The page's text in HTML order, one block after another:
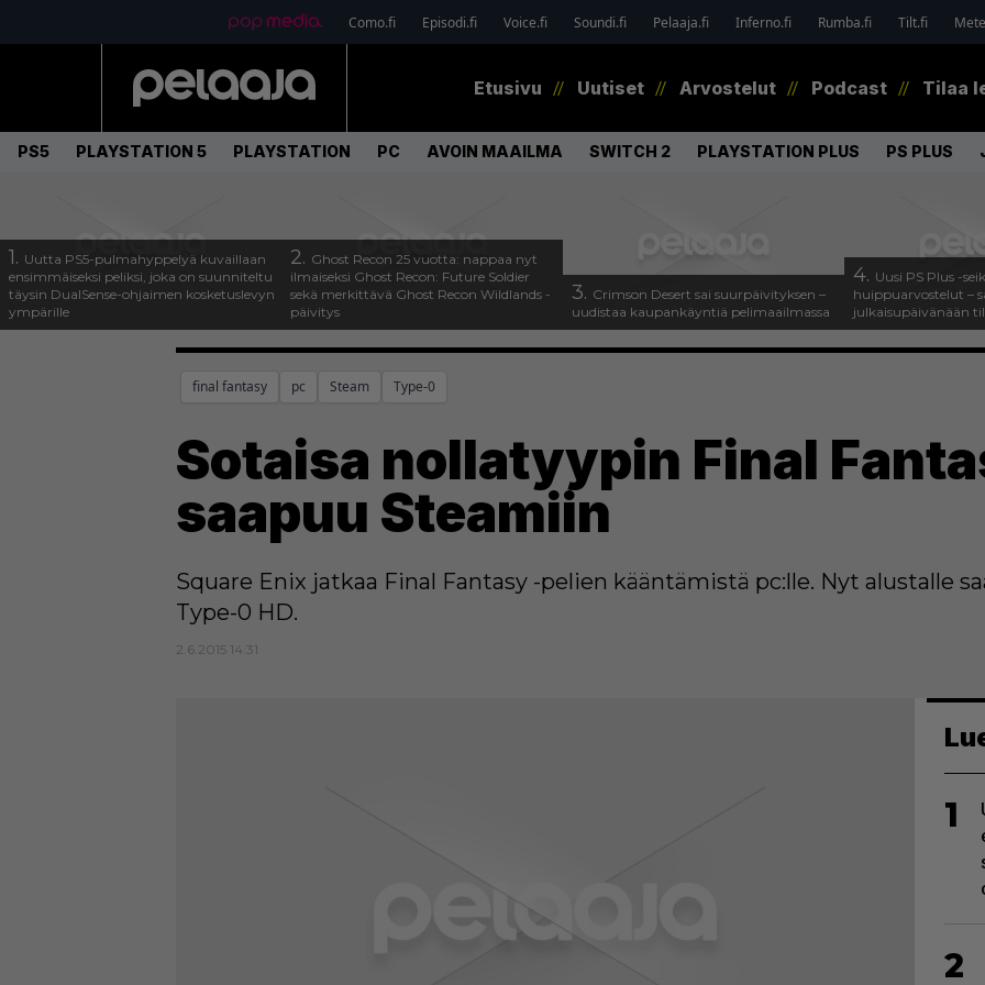
Como.fi Episodi.fi Voice.fi Soundi.fi Pelaaja.fi Inferno.fi Rumba.fi Tilt.fi
Etusivu Uutiset Arvostelut Podcast Tilaa
PS5 PLAYSTATION 5 PLAYSTATION PC AVOIN MAAILMA SWITCH 2 PLAYSTATION PLUS PS PLUS
1. Uutta PS5-pulmahyppelyä kuvaillaan
ensimmäiseksi peliksi, joka on suunniteltu
täysin DualSense-ohjaimen kosketuslevyn
ympärille
2. Ghost Recon 25 vuotta: nappaa nyt
ilmaiseksi Ghost Recon: Future Soldier
sekä merkittävä Ghost Recon Wildlands -
päivitys
3. Crimson Desert sai suurpäivityksen –
uudistaa kaupankäyntiä pelimaailmassa
4. Uusi PS Plus -
huippuarvostelut –
julkaisupäivänään
final fantasy pc Steam Type-0
Sotaisa nollatyypin Final
saapuu Steamiin
Square Enix jatkaa Final Fantasy -pelien kääntämistä pc:lle. Nyt alustalle
Type-0 HD.
2.6.2015 14:31
1
2